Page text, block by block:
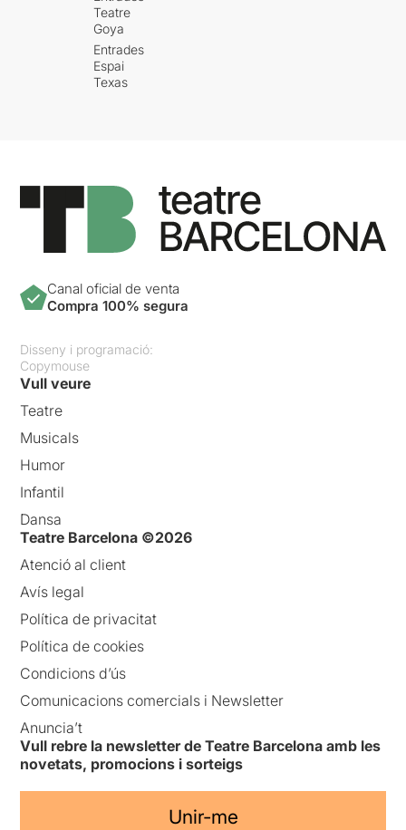
Teatre
Goya
Entrades
Espai
Texas
Canal oficial de venta
Compra 100% segura
Disseny i programació:
Copymouse
Vull veure
Teatre
Musicals
Humor
Infantil
Dansa
Teatre Barcelona ©2026
Atenció al client
Avís legal
Política de privacitat
Política de cookies
Condicions d’ús
Comunicacions comercials i Newsletter
Anuncia’t
Vull rebre la newsletter de Teatre Barcelona amb les
novetats, promocions i sorteigs
Unir-me